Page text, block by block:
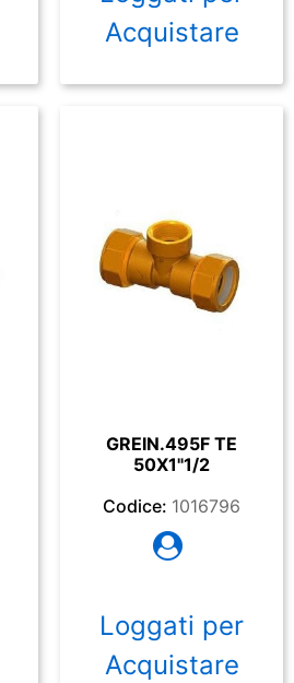
Acquistare
GREIN.495F TE
50X1"1/2
Codice: 1016796
Loggati per
Acquistare